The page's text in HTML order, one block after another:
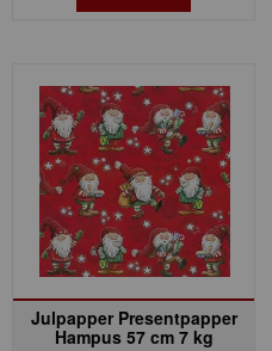
Julpapper Presentpapper
Hampus 57 cm 7 kg